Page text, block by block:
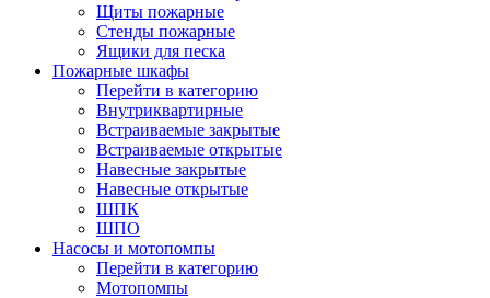
Щиты пожарные
Стенды пожарные
Ящики для песка
Пожарные шкафы
Перейти в категорию
Внутриквартирные
Встраиваемые закрытые
Встраиваемые открытые
Навесные закрытые
Навесные открытые
ШПК
ШПО
Насосы и мотопомпы
Перейти в категорию
Мотопомпы